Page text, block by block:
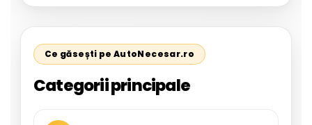
Ce găsești pe AutoNecesar.ro
Categorii principale